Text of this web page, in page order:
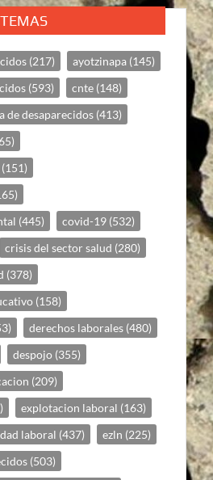
TEMAS
(217) ayotzinapa (145)
(593) cnte (148)
de desaparecidos (413)
(151)
(445) covid-19 (532)
crisis del sector salud (280)
(378)
(158)
derechos laborales (480)
despojo (355)
(209)
explotacion laboral (163)
laboral (437) ezln (225)
(503)